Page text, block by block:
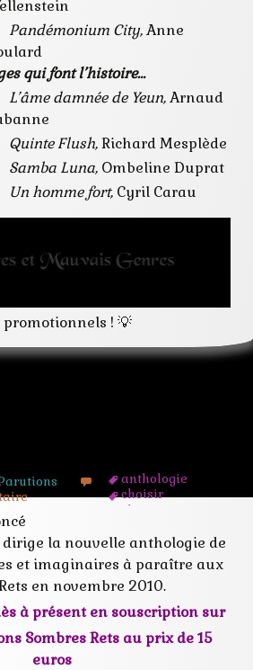
Pandémonium City,Anne
qui font l’histoire…
L’âme damnée de Yeun,Arnaud
Quinte Flush,Richard Mesplède
Samba Luna, Ombeline Duprat
Un homme fort, Cyril Carau
! 💡
anthologie
choisir
choix
enquêtes
genre
littérature
mauvais
mystères
noir
nouvelles
policier
la nouvelle anthologie de
et imaginaires à paraître aux
en novembre 2010.
à présent en souscription sur
Sombres Retsau prix de 15
euros